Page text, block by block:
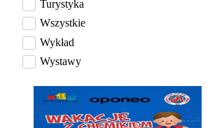
Turystyka
Wszystkie
Wykład
Wystawy